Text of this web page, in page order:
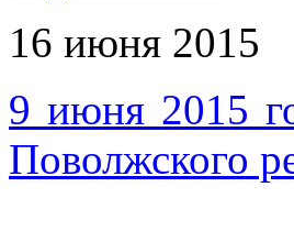
16 июня 2015
9 июня 2015
Поволжского